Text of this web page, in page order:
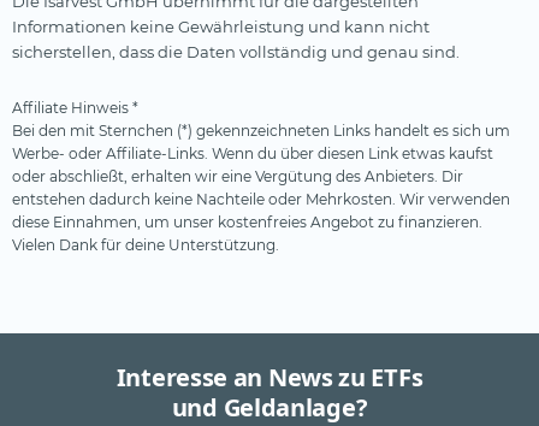
Informationen keine Gewährleistung und kann nicht
sicherstellen, dass die Daten vollständig und genau sind.
Affiliate Hinweis *
Bei den mit Sternchen (*) gekennzeichneten Links handelt es sich um
Werbe- oder Affiliate-Links. Wenn du über diesen Link etwas kaufst
oder abschließt, erhalten wir eine Vergütung des Anbieters. Dir
entstehen dadurch keine Nachteile oder Mehrkosten. Wir verwenden
diese Einnahmen, um unser kostenfreies Angebot zu finanzieren.
Vielen Dank für deine Unterstützung.
Interesse an News zu ETFs
und Geldanlage?